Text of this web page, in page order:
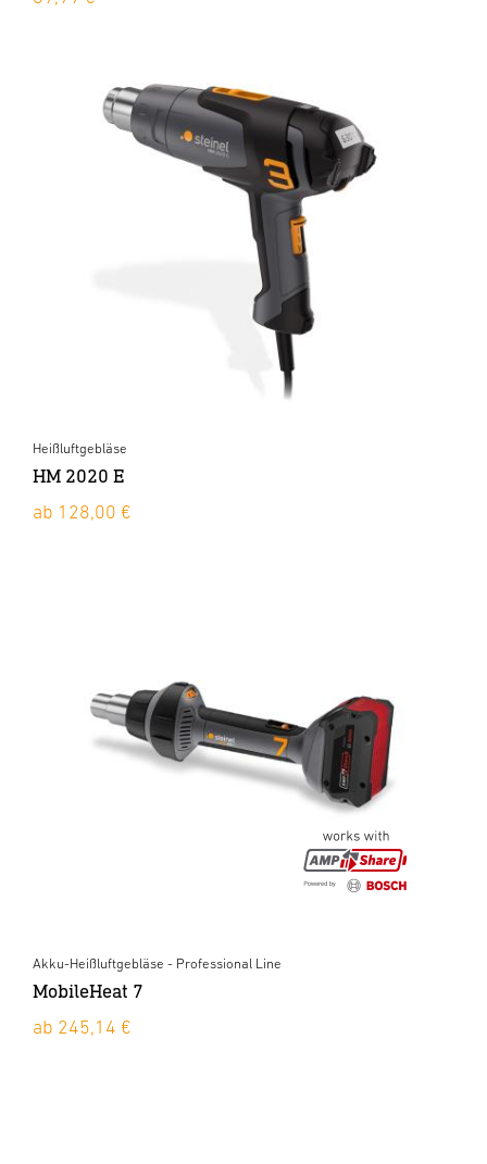
Heißluftgebläse
HM 2020 E
ab 128,00 €
Akku-Heißluftgebläse - Professional Line
MobileHeat 7
ab 245,14 €